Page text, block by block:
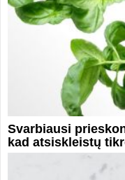
Svarbiausi
kad atsiskleistų